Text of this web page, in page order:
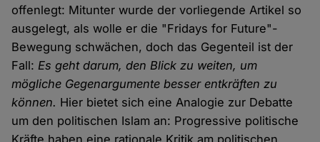
offenlegt: Mitunter wurde der vorliegende Artikel so
ausgelegt, als wolle er die "Fridays for Future"-
Bewegung schwächen, doch das Gegenteil ist der
Fall:Es geht darum, den Blick zu weiten, um
mögliche Gegenargumente besser entkräften zu
können. Hier bietet sich eine Analogie zur Debatte
um den politischen Islam an: Progressive politische